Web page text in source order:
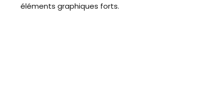
éléments graphiques forts.